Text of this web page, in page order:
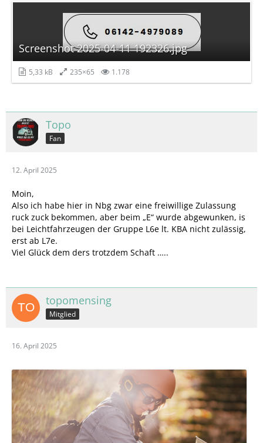
Screenshot 2025-04-11 192326.jpg
5,33 kB 235×65 1.178
Topo
Fan
12. April 2025
Moin,
Also ich habe hier in Nbg zwar eine freiwillige Zulassung
ruck zuck bekommen, aber beim „E“ wurde abgewunken, is
bei Leichtfahrzeugen der Gruppe L6e lt. KBA nicht zulässig,
erst ab L7e.
Viel Glück dem ders trotzdem Schaft …..
topomensing
Mitglied
16. April 2025